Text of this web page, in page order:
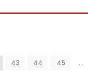
43 44 45 …